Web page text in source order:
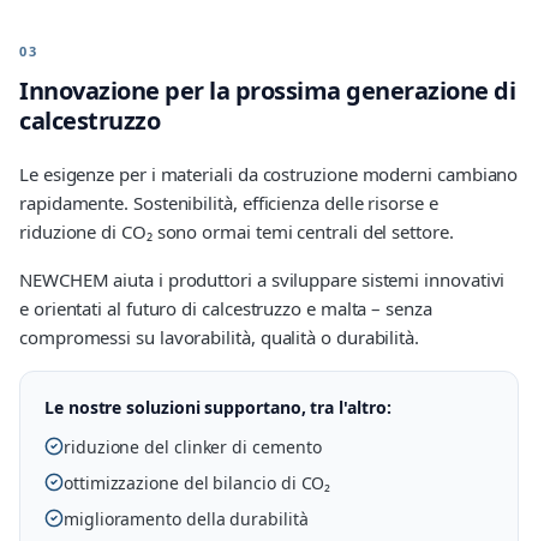
03
Innovazione per la prossima generazione di
calcestruzzo
Le esigenze per i materiali da costruzione moderni cambiano
rapidamente. Sostenibilità, efficienza delle risorse e
riduzione di CO₂ sono ormai temi centrali del settore.
NEWCHEM aiuta i produttori a sviluppare sistemi innovativi
e orientati al futuro di calcestruzzo e malta – senza
compromessi su lavorabilità, qualità o durabilità.
Le nostre soluzioni supportano, tra l'altro:
riduzione del clinker di cemento
ottimizzazione del bilancio di CO₂
miglioramento della durabilità